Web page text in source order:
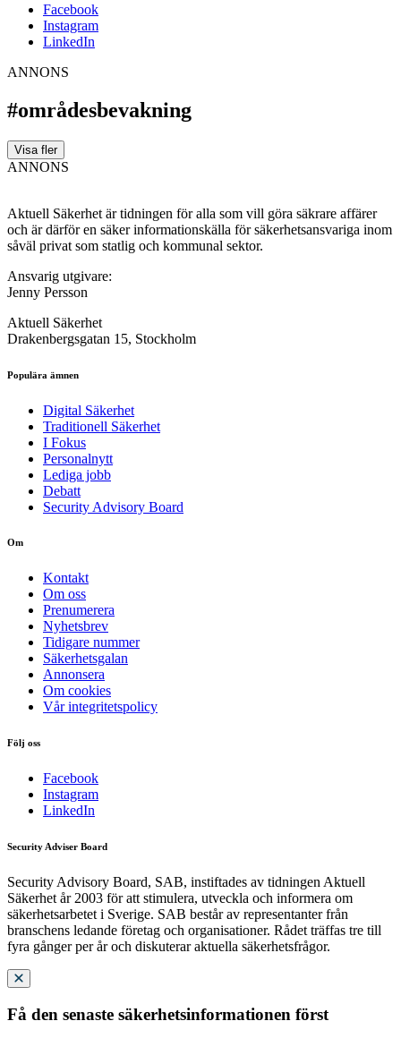
Facebook
Instagram
LinkedIn
ANNONS
#områdesbevakning
Visa fler
ANNONS
Aktuell Säkerhet är tidningen för alla som vill göra säkrare affärer
och är därför en säker informationskälla för säkerhets­ansvariga inom
såväl privat som statlig och kommunal sektor.
Ansvarig utgivare:
Jenny Persson
Aktuell Säkerhet
Drakenbergsgatan 15, Stockholm
Populära ämnen
Digital Säkerhet
Traditionell Säkerhet
I Fokus
Personalnytt
Lediga jobb
Debatt
Security Advisory Board
Om
Kontakt
Om oss
Prenumerera
Nyhetsbrev
Tidigare nummer
Säkerhetsgalan
Annonsera
Om cookies
Vår integritetspolicy
Följ oss
Facebook
Instagram
LinkedIn
Security Adviser Board
Security Advisory Board, SAB, instiftades av tidningen Aktuell
Säkerhet år 2003 för att stimulera, utveckla och informera om
säkerhetsarbetet i Sverige. SAB består av representanter från
branschens ledande företag och organisationer. Rådet träffas tre till
fyra gånger per år och diskuterar aktuella säkerhetsfrågor.
Få den senaste säkerhetsinformationen först